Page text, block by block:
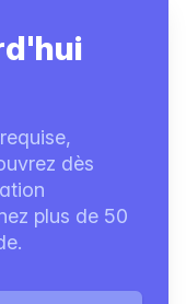
dès
plus de 50